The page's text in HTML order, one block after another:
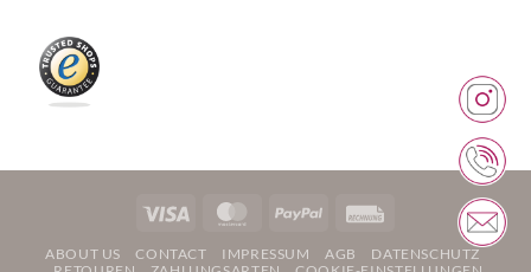
Weitere Informationen über den gesperrten Inhalt.
Visa MasterCardPayPal
ABOUT US CONTACT IMPRESSUM AGB
DATENSCHUTZ